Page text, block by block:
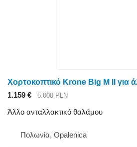
1.159 € 5.000 PLN
Άλλο ανταλλακτικό θαλάμου
Πολωνία, Opalenica